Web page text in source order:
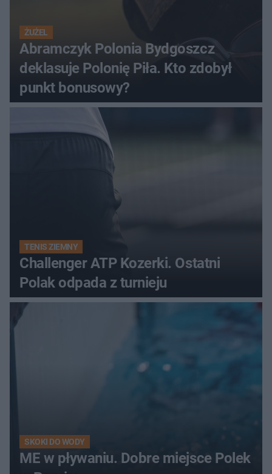
ŻUŻEL
Abramczyk Polonia Bydgoszcz
deklasuje Polonię Piła. Kto zdobył
punkt bonusowy?
TENIS ZIEMNY
Challenger ATP Kozerki. Ostatni
Polak odpada z turnieju
SKOKI DO WODY
ME w pływaniu. Dobre miejsce Polek